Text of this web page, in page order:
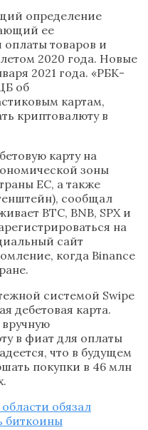
определение
ее
товаров и
2020 года. Новые
2021 года. «РБК-
об
картам,
криптовалюту в
карту на
зоны
ЕС, а также
сообщал
BTC, BNB, SPX и
на
сайт
когда Binance
системой Swipe
дебетовая карта.
вручную
в фиат для оплаты
что в будущем
покупки в 46 млн
обязал
биткоины